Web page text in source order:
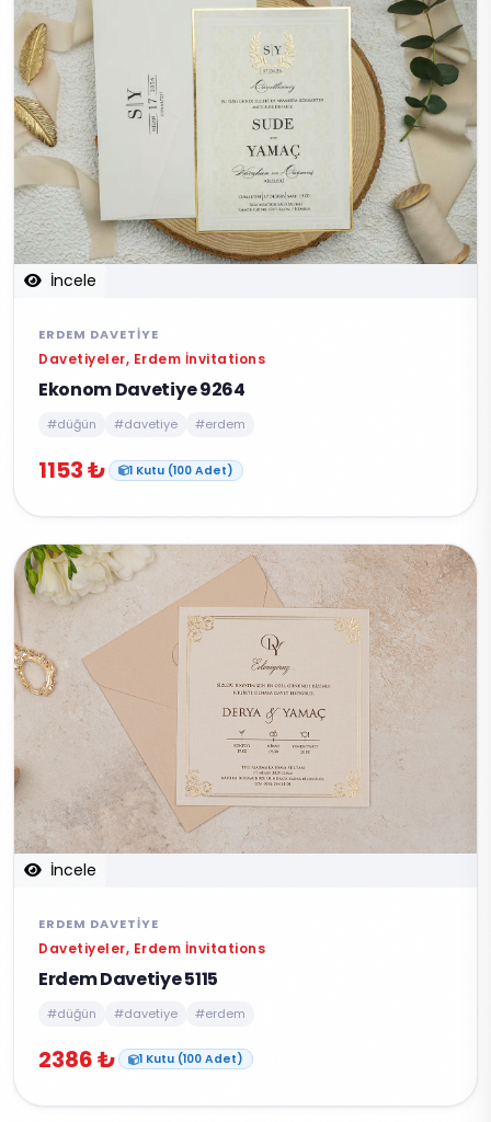
İncele
ERDEM DAVETIYE
Davetiyeler, Erdem İnvitations
Ekonom Davetiye 9264
#düğün #davetiye #erdem
1153 ₺ 1 Kutu (100 Adet)
İncele
ERDEM DAVETIYE
Davetiyeler, Erdem İnvitations
Erdem Davetiye 5115
#düğün #davetiye #erdem
2386 ₺ 1 Kutu (100 Adet)